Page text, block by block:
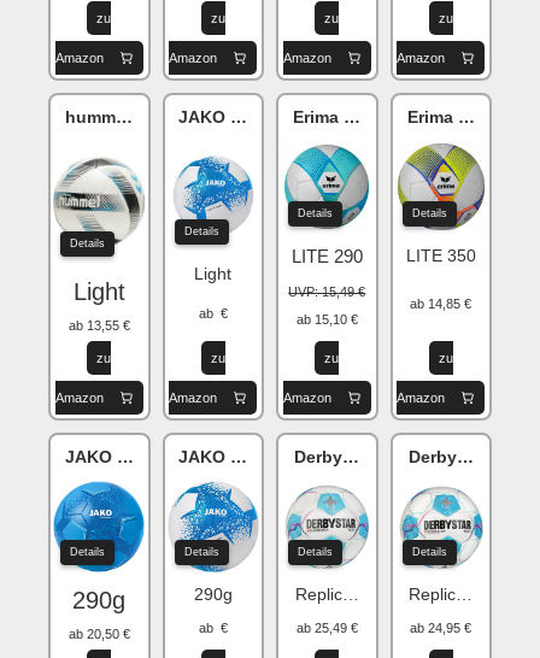
zu
Amazon
zu
Amazon
zu
Amazon
zu
Amazon
hummel Energizer
Details
Light
ab 13,55 €
zu
Amazon
JAKO Performance
Details
Light
ab €
zu
Amazon
Erima HYBRID
Details
LITE 290
UVP: 15,49 €
ab 15,10 €
zu
Amazon
Erima HYBRID
Details
LITE 350
ab 14,85 €
zu
Amazon
JAKO Striker 2.0
Details
290g
ab 20,50 €
JAKO Performance
Details
290g
ab €
Derbystar Bundesliga Brillant
Details
Replica Light 350g
ab 25,49 €
Derbystar
Details
Replica S-Light
ab 24,95 €